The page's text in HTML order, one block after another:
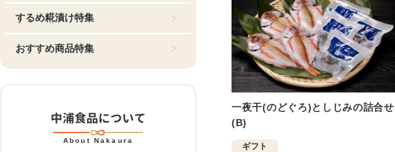
するめ糀漬け特集
おすすめ商品特集
中浦食品について
About Nakaura
一夜干(のどぐろ)としじみの詰合せ
(B)
ギフト